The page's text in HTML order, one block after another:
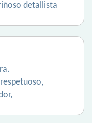
detallista